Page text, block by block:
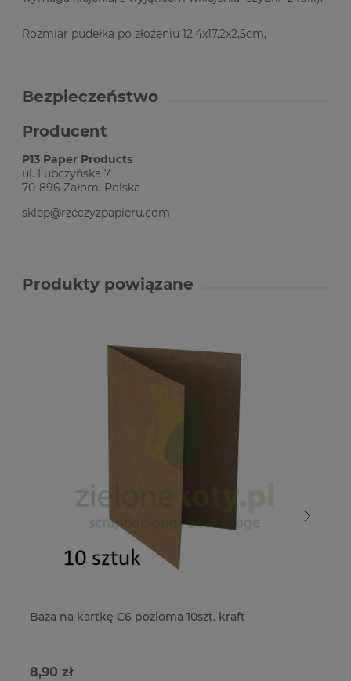
Rozmiar pudełka po złożeniu 12,4x17,2x2,5cm,
Bezpieczeństwo
Producent
P13 Paper Products
ul. Lubczyńska 7
70-896 Załom, Polska
sklep@rzeczyzpapieru.com
Produkty powiązane
Baza na kartkę C6 pozioma 10szt. kraft
8,90 zł